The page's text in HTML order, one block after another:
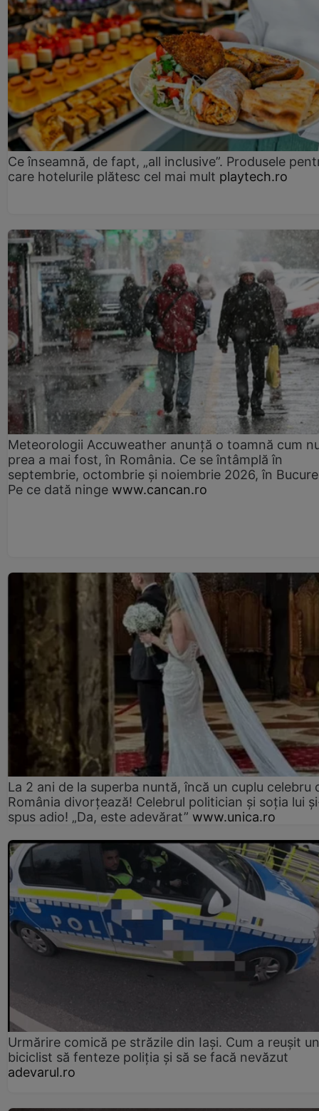
Ce înseamnă, de fapt, „all inclusive”. Produsele
care hotelurile plătesc cel mai mult playtech.ro
Meteorologii Accuweather anunță o toamnă cum
prea a mai fost, în România. Ce se întâmplă în
septembrie, octombrie și noiembrie 2026, în
Pe ce dată ninge www.cancan.ro
La 2 ani de la superba nuntă, încă un cuplu celebru
România divorțează! Celebrul politician și soția lui
spus adio! „Da, este adevărat” www.unica.ro
Urmărire comică pe străzile din Iași. Cum a reușit un
biciclist să fenteze poliția și să se facă nevăzut
adevarul.ro